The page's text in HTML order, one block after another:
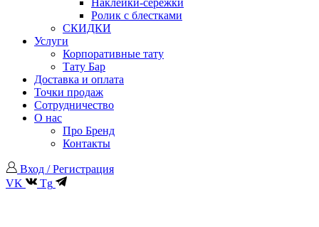
Ролик с блестками
СКИДКИ
Услуги
Корпоративные тату
Тату Бар
Доставка и оплата
Точки продаж
Сотрудничество
О нас
Про Бренд
Контакты
Вход / Регистрация
VK
Tg